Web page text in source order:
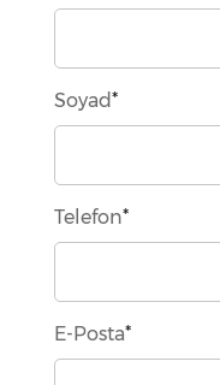
Soyad*
Telefon*
E-Posta*